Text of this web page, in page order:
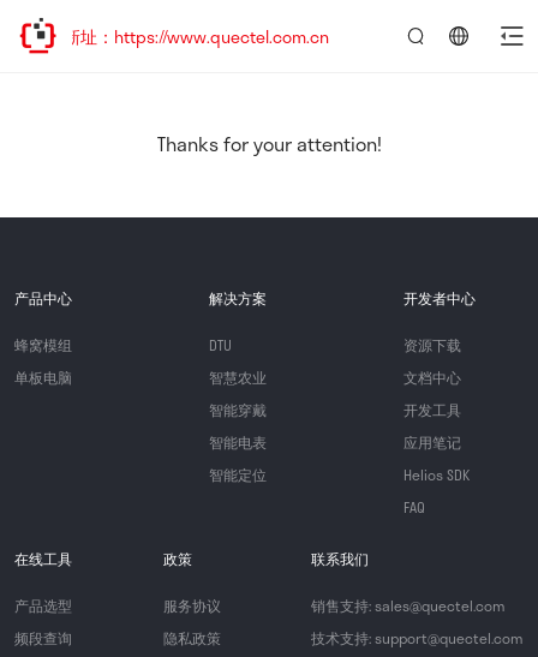
迎访问新址：https://www.quectel.com.cn
Thanks for your attention!
产品中心
蜂窝模组
单板电脑
解决方案
DTU
智慧农业
智能穿戴
智能电表
智能定位
开发者中心
资源下载
文档中心
开发工具
应用笔记
Helios SDK
FAQ
在线工具
产品选型
频段查询
政策
服务协议
隐私政策
联系我们
销售支持: sales@quectel.com
技术支持: support@quectel.com